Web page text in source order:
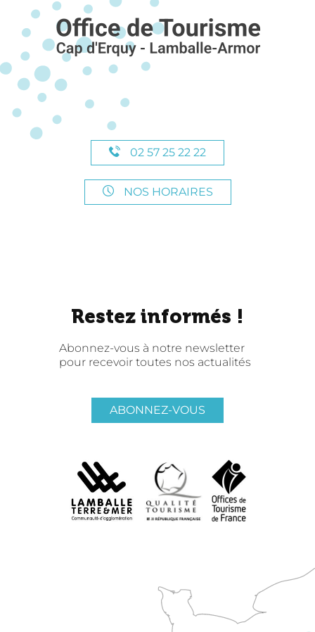
02 57 25 22 22
NOS HORAIRES
Restez informés !
Abonnez-vous à notre newsletter
pour recevoir toutes nos actualités
ABONNEZ-VOUS